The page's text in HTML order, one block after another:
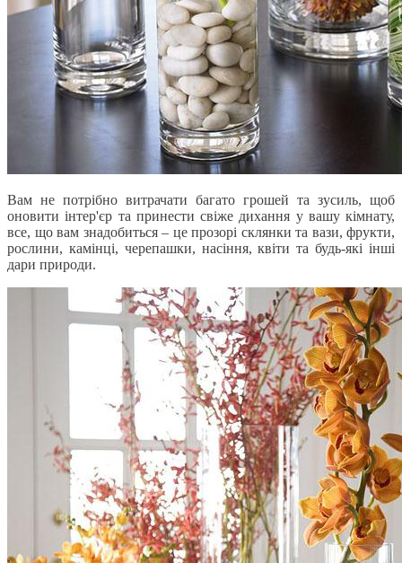
Вам не потрібно витрачати багато грошей та зусиль, щоб
оновити інтер'єр та принести свіже дихання у вашу кімнату,
все, що вам знадобиться – це прозорі склянки та вази, фрукти,
рослини, камінці, черепашки, насіння, квіти та будь-які інші
дари природи.